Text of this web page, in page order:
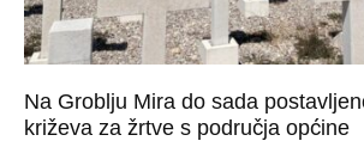
Na Groblju Mira do sada
križeva za žrtve s područja općine